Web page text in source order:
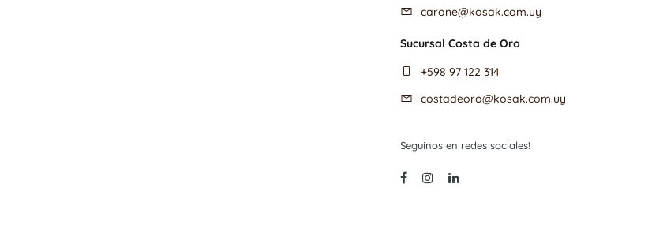
carone@kosak.com.uy
Sucursal Costa de Oro
+598 97 122 314
costadeoro@kosak.com.uy
Seguinos en redes sociales!